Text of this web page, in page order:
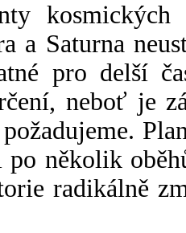
a Saturna
pro delší
neboť je
několik
radikálně